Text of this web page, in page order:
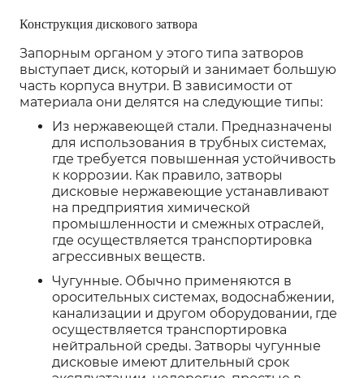
Конструкция дискового затвора
Запорным органом у этого типа затворов
выступает диск, который и занимает большую
часть корпуса внутри. В зависимости от
материала они делятся на следующие типы:
Из нержавеющей стали. Предназначены
для использования в трубных системах,
где требуется повышенная устойчивость
к коррозии. Как правило, затворы
дисковые нержавеющие устанавливают
на предприятия химической
промышленности и смежных отраслей,
где осуществляется транспортировка
агрессивных веществ.
Чугунные. Обычно применяются в
оросительных системах, водоснабжении,
канализации и другом оборудовании, где
осуществляется транспортировка
нейтральной среды. Затворы чугунные
дисковые имеют длительный срок